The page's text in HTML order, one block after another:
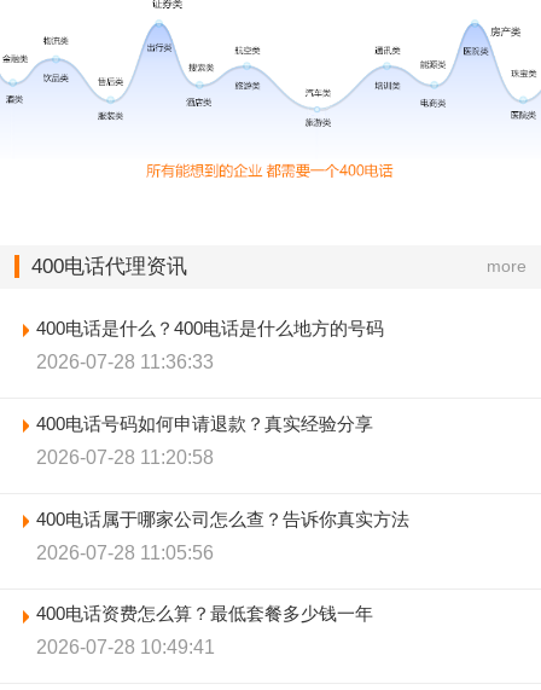
400电话代理资讯 more
400电话是什么？400电话是什么地方的号码
2026-07-28 11:36:33
400电话号码如何申请退款？真实经验分享
2026-07-28 11:20:58
400电话属于哪家公司怎么查？告诉你真实方法
2026-07-28 11:05:56
400电话资费怎么算？最低套餐多少钱一年
2026-07-28 10:49:41